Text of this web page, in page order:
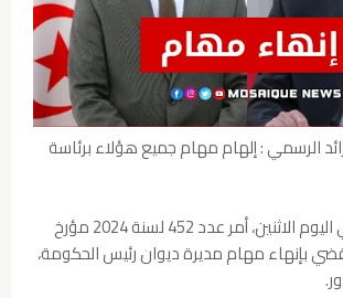
الرسمي : إلهام مهام جميع هؤلاء برئاسة
صدر بالرائد الرسمي اليوم الاثنين، أمر عدد 452 لسنة 2024 مؤرخ
أوت 2024، يقضي بإنهاء مهام مديرة ديوان رئيس الحكومة،